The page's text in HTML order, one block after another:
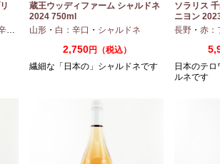
シャルドネ
蔵王ウッディファーム シャルドネ
2024 750ml
山形・ 白：辛口 ・ シャルドネ
2,750円（税込）
繊細な「日本の」シャルドネです
ソラリス
ニヨン
長野・ 赤：
日本のテ
ルネです